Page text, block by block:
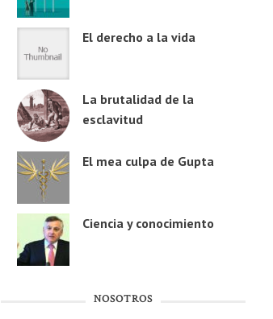
El derecho a la vida
La brutalidad de la
esclavitud
El mea culpa de Gupta
Ciencia y conocimiento
NOSOTROS